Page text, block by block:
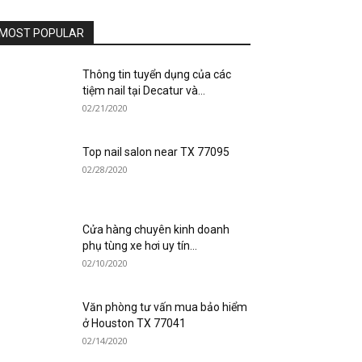
MOST POPULAR
Thông tin tuyển dụng của các
tiệm nail tại Decatur và...
02/21/2020
Top nail salon near TX 77095
02/28/2020
Cửa hàng chuyên kinh doanh
phụ tùng xe hơi uy tín...
02/10/2020
Văn phòng tư vấn mua bảo hiểm
ở Houston TX 77041
02/14/2020